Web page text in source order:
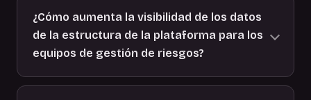
¿Cómo aumenta la visibilidad de los datos
de la estructura de la plataforma para los
equipos de gestión de riesgos?